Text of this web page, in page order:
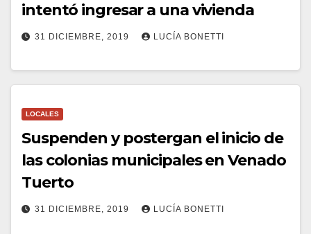
intentó ingresar a una vivienda
31 DICIEMBRE, 2019 LUCÍA BONETTI
LOCALES
Suspenden y postergan el inicio de
las colonias municipales en Venado
Tuerto
31 DICIEMBRE, 2019 LUCÍA BONETTI